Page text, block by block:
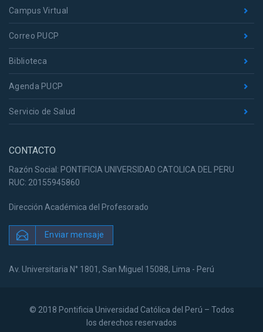
Campus Virtual
Correo PUCP
Biblioteca
Agenda PUCP
Servicio de Salud
CONTACTO
Razón Social: PONTIFICIA UNIVERSIDAD CATOLICA DEL PERU
RUC: 20155945860
Dirección Académica del Profesorado
Enviar mensaje
Av. Universitaria N° 1801, San Miguel 15088, Lima - Perú
© 2018 Pontificia Universidad Católica del Perú – Todos
los derechos reservados